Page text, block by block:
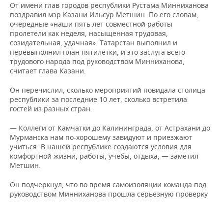
От имени глав городов республики Рустама Минниханова
поздравил мэр Казани Ильсур Метшин. По его словам,
очередные «наши пять лет совместной работы
пролетели как неделя, насыщенная трудовая,
созидательная, удачная». Татарстан выполнил и
перевыполнил план пятилетки, и это заслуга всего
трудового народа под руководством Минниханова,
считает глава Казани.
Он перечислил, сколько мероприятий повидала столица
республики за последние 10 лет, сколько встретила
гостей из разных стран.
— Коллеги от Камчатки до Калининграда, от Астрахани до
Мурманска нам по-хорошему завидуют и приезжают
учиться. В нашей республике создаются условия для
комфортной жизни, работы, учебы, отдыха, — заметил
Метшин.
Он подчеркнул, что во время самоизоляции команда под
руководством Минниханова прошла серьезную проверку